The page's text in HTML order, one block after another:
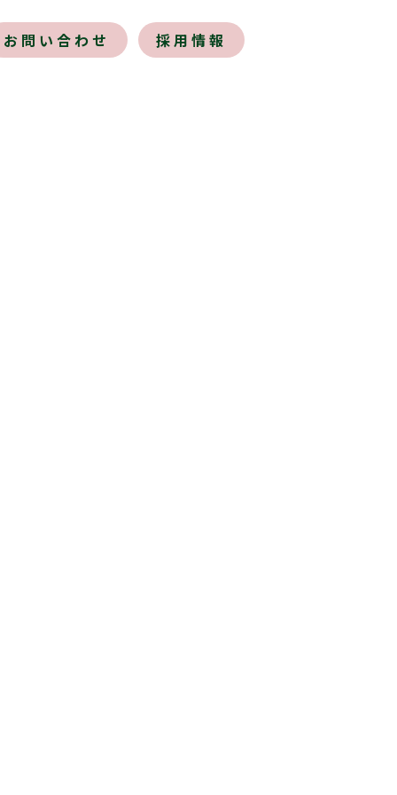
お問い合わせ 採用情報